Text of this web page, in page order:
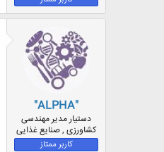
ض
"ALPHA"
دستیار مدیر مهندسی
کشاورزی , صنایع غذایی
کاربر ممتاز